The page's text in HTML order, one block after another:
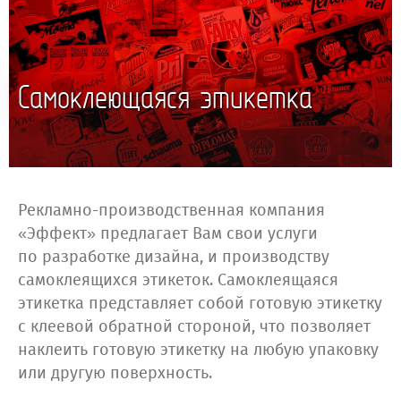
Самоклеющаяся этикетка
Рекламно-производственная компания
«Эффект» предлагает Вам свои услуги
по разработке дизайна, и производству
самоклеящихся этикеток. Самоклеящаяся
этикетка представляет собой готовую этикетку
с клеевой обратной стороной, что позволяет
наклеить готовую этикетку на любую упаковку
или другую поверхность.